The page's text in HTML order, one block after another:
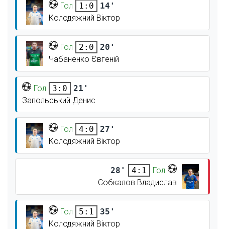
Гол 1:0
14'
Колодяжний Віктор
Гол 2:0
20'
Чабаненко Євгеній
Гол 3:0
21'
Запольський Денис
Гол 4:0
27'
Колодяжний Віктор
28' 4:1
Гол
Собкалов Владислав
Гол 5:1
35'
Колодяжний Віктор